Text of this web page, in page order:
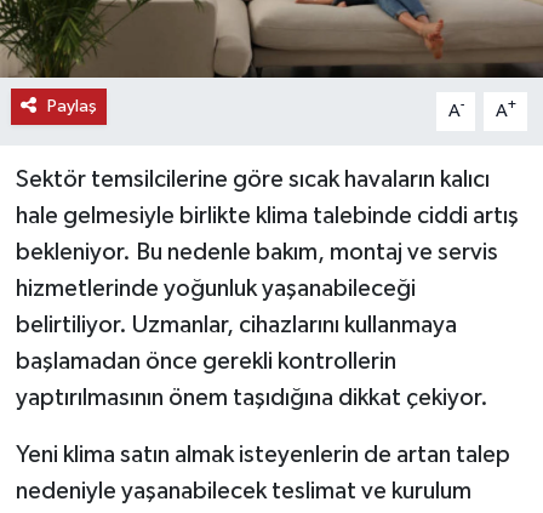
Paylaş A- A+
Sektör temsilcilerine göre sıcak havaların kalıcı
hale gelmesiyle birlikte klima talebinde ciddi artış
bekleniyor. Bu nedenle bakım, montaj ve servis
hizmetlerinde yoğunluk yaşanabileceği
belirtiliyor. Uzmanlar, cihazlarını kullanmaya
başlamadan önce gerekli kontrollerin
yaptırılmasının önem taşıdığına dikkat çekiyor.
Yeni klima satın almak isteyenlerin de artan talep
nedeniyle yaşanabilecek teslimat ve kurulum
SPOR
TEKNOLOJİ